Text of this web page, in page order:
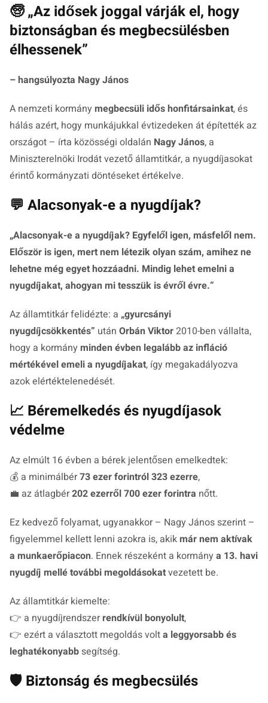
🧓 „Az idősek joggal várják el, hogy
biztonságban és megbecsülésben
élhessenek”
– hangsúlyozta Nagy János
A nemzeti kormány megbecsüli idős honfitársainkat, és
hálás azért, hogy munkájukkal évtizedeken át építették az
országot – írta közösségi oldalán Nagy János, a
Miniszterelnöki Irodát vezető államtitkár, a nyugdíjasokat
érintő kormányzati döntéseket értékelve.
💬 Alacsonyak-e a nyugdíjak?
„Alacsonyak-e a nyugdíjak? Egyfelől igen, másfelől nem.
Először is igen, mert nem létezik olyan szám, amihez ne
lehetne még egyet hozzáadni. Mindig lehet emelni a
nyugdíjakat, ahogyan mi tesszük is évről évre.”
Az államtitkár felidézte: a „gyurcsányi
nyugdíjcsökkentés” után Orbán Viktor2010-ben vállalta,
hogy a kormány minden évben legalább az infláció
mértékével emeli a nyugdíjakat, így megakadályozva
azok elértéktelenedését.
📈 Béremelkedés és nyugdíjasok
védelme
Az elmúlt 16 évben a bérek jelentősen emelkedtek:
💰 a minimálbér73 ezer forintról 323 ezerre,
💼 az átlagbér202 ezerről 700 ezer forintra nőtt.
Ez kedvező folyamat, ugyanakkor – Nagy János szerint –
figyelemmel kellett lenni azokra is, akikmár nem aktívak
a munkaerőpiacon. Ennek részeként a kormány a 13. havi
nyugdíj mellé további megoldásokatvezetett be.
Az államtitkár kiemelte:
👉 a nyugdíjrendszerrendkívül bonyolult,
👉 ezért a választott megoldás volta leggyorsabb és
leghatékonyabb segítség.
🛡️ Biztonság és megbecsülés